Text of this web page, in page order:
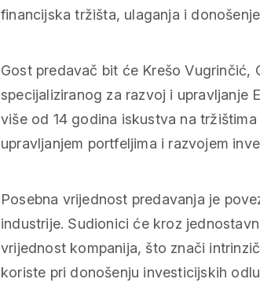
financijska tržišta, ulaganja i
Gost predavač bit će Krešo Vugrinčić,
specijaliziranog za razvoj i upravljanje
više od 14 godina iskustva na
upravljanjem portfeljima i razvojem
Posebna vrijednost predavanja je
industrije. Sudionici će kroz
vrijednost kompanija, što znači
koriste pri donošenju investicijskih